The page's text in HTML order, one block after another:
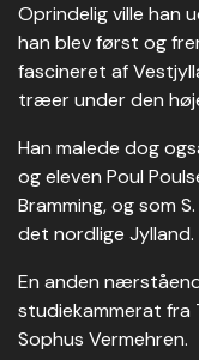
Oprindelig ville han
han blev først og
fascineret af
træer under den
Han malede dog
og eleven Poul
Bramming, og som
det nordlige Jylland.
En anden
studiekammerat fra
Sophus Vermehren.